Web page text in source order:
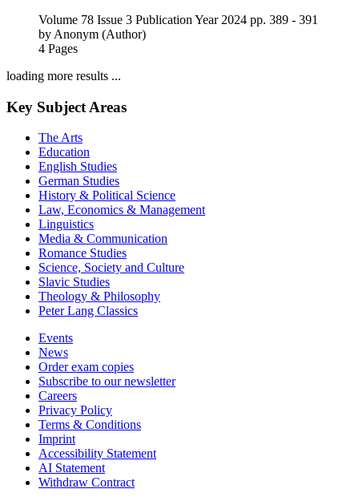
Volume 78 Issue 3 Publication Year 2024 pp. 389 - 391
by Anonym (Author)
4 Pages
loading more results ...
Key Subject Areas
The Arts
Education
English Studies
German Studies
History & Political Science
Law, Economics & Management
Linguistics
Media & Communication
Romance Studies
Science, Society and Culture
Slavic Studies
Theology & Philosophy
Peter Lang Classics
Events
News
Order exam copies
Subscribe to our newsletter
Careers
Privacy Policy
Terms & Conditions
Imprint
Accessibility Statement
AI Statement
Withdraw Contract